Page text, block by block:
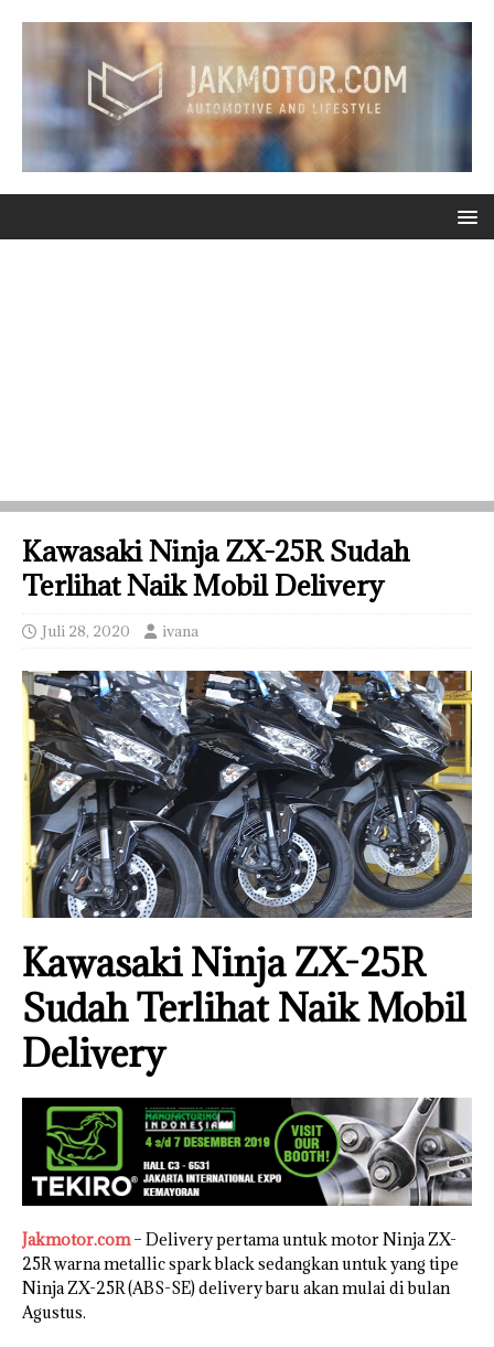
Kawasaki Ninja ZX-25R Sudah
Terlihat Naik Mobil Delivery
Juli 28, 2020 ivana
Kawasaki Ninja ZX-25R
Sudah Terlihat Naik Mobil
Delivery
Jakmotor.com– Delivery pertama untuk motor Ninja ZX-
25R warna metallic spark black sedangkan untuk yang tipe
Ninja ZX-25R (ABS-SE) delivery baru akan mulai di bulan
Agustus.